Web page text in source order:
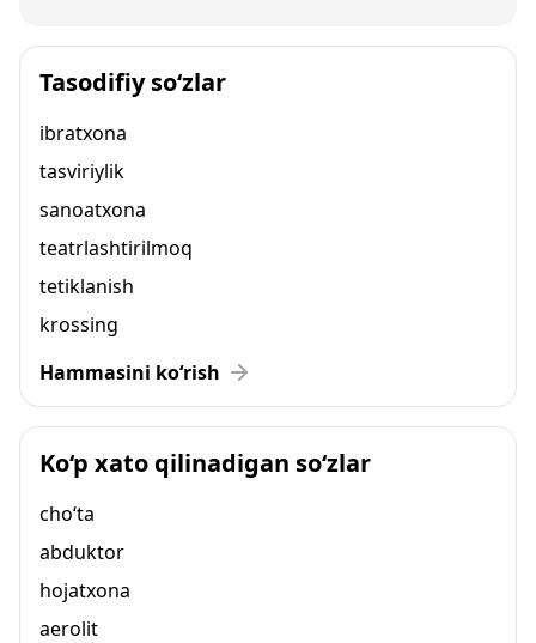
Tasodifiy so‘zlar
ibratxona
tasviriylik
sanoatxona
teatrlashtirilmoq
tetiklanish
krossing
Hammasini ko‘rish
Ko‘p xato qilinadigan so‘zlar
cho‘ta
abduktor
hojatxona
aerolit